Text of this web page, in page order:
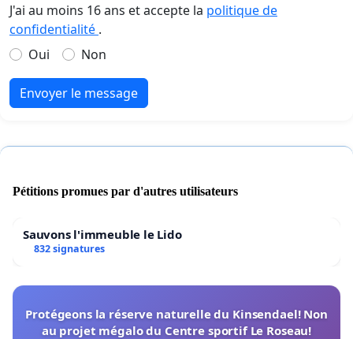
J'ai au moins 16 ans et accepte la politique de
confidentialité .
Oui
Non
Envoyer le message
Pétitions promues par d'autres utilisateurs
Sauvons l'immeuble le Lido
832 signatures
Protégeons la réserve naturelle du Kinsendael! Non
au projet mégalo du Centre sportif Le Roseau!